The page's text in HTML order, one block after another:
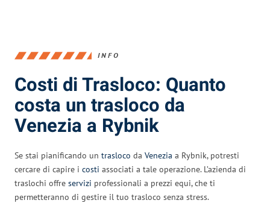
INFO
Costi di Trasloco: Quanto
costa un trasloco da
Venezia a Rybnik
Se stai pianificando un trasloco da Venezia a Rybnik, potresti
cercare di capire i costi associati a tale operazione. L’azienda di
traslochi offre servizi professionali a prezzi equi, che ti
permetteranno di gestire il tuo trasloco senza stress.